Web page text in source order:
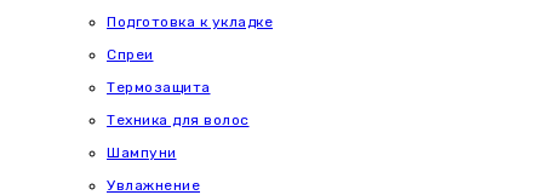
Подготовка к укладке
Спреи
Термозащита
Техника для волос
Шампуни
Увлажнение